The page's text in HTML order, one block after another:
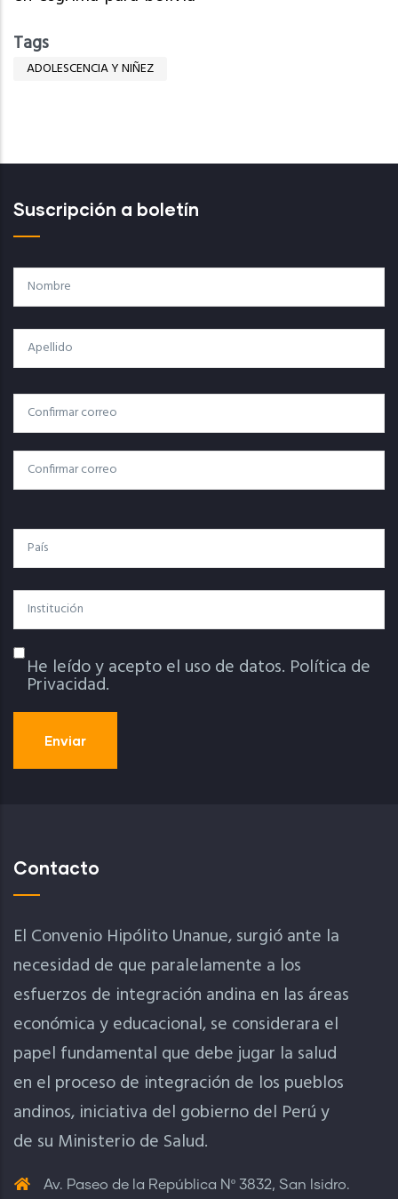
Tags
ADOLESCENCIA Y NIÑEZ
Suscripción a boletín
Nombre
Apellido
Correo
Electrónico
Correo Electrónico
Confirmar Correo
País
Institución
Política De Privacidad
He leído y acepto el uso de datos. Política de
Privacidad.
Contacto
El Convenio Hipólito Unanue, surgió ante la
necesidad de que paralelamente a los
esfuerzos de integración andina en las áreas
económica y educacional, se considerara el
papel fundamental que debe jugar la salud
en el proceso de integración de los pueblos
andinos, iniciativa del gobierno del Perú y
de su Ministerio de Salud.
Av. Paseo de la República Nº 3832, San Isidro.